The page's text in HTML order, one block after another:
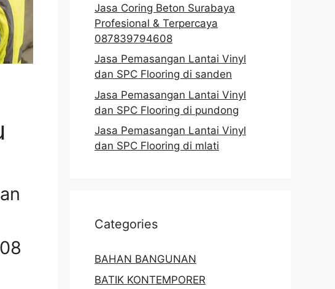
Jasa Coring Beton Surabaya
Profesional & Terpercaya
087839794608
Jasa Pemasangan Lantai Vinyl
dan SPC Flooring di sanden
Jasa Pemasangan Lantai Vinyl
dan SPC Flooring di pundong
Jasa Pemasangan Lantai Vinyl
dan SPC Flooring di mlati
Categories
BAHAN BANGUNAN
BATIK KONTEMPORER